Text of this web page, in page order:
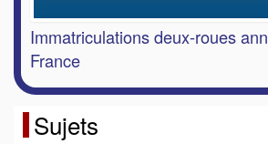
Immatriculations deux-roues
France
Sujets